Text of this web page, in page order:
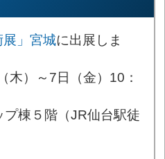
」宮城に出展しま
木）～7日（金）10：
棟５階（JR仙台駅徒